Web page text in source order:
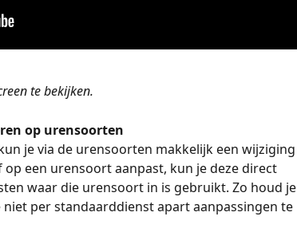
te bekijken.
op urensoorten
je via de urensoorten makkelijk een wijziging
een urensoort aanpast, kun je deze direct
waar die urensoort in is gebruikt. Zo houd je
per standaarddienst apart aanpassingen te